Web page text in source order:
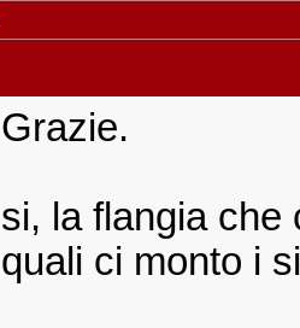
Grazie.
si, la flangia che
quali ci monto i